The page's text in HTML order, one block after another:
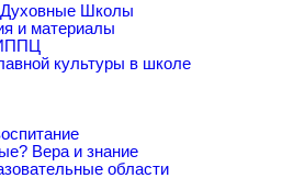
Духовные Школы
и материалы
культуры в школе
Вера и знание
области